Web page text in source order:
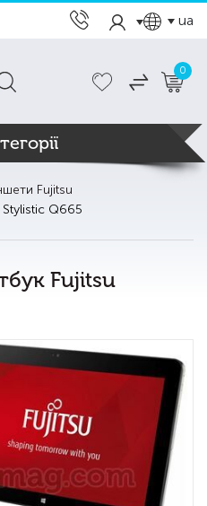
ua
0
Fujitsu
Q665
Fujitsu